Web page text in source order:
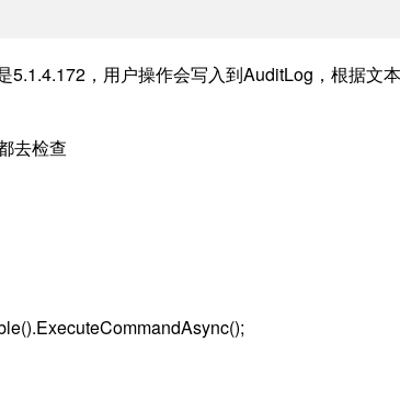
，用户操作会写入到AuditLog，根据
去检查